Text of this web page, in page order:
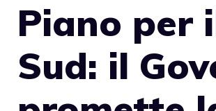
Piano per
Sud: il